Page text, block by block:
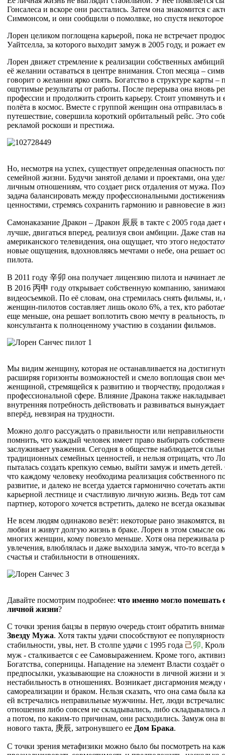
Гонсалеса и вскоре они расстались. Затем она знакомится с
Симмонсом, и они сообщили о помолвке, но спустя некоторое
Лорен целиком поглощена карьерой, пока не встречает
Уайтселла, за которого выходит замуж в 2005 году, и рожает
Лорен движет стремление к реализации собственных
её желании оставаться в центре внимания. Стоп месяца –
говорит о желании ярко сиять. Богатство в структуре карты –
ощутимые результаты от работы. После перерыва она вновь
профессии и продолжить строить карьеру. Стоит упомянуть
полёта в космос. Вместе с группой женщин она отправилась в
путешествие, совершила короткий орбитальный рейс. Это
рекламой роскоши и престижа.
Но, несмотря на успех, существует определенная опасность
семейной жизни. Будучи занятой делами и проектами, она
личным отношениям, что создает риск отдаления от мужа.
задача балансировать между профессиональными
ценностями, стремясь сохранить гармонию и равновесие в
Самонаказание Дракон – Дракон 辰辰 в такте с 2005 года
лучше, двигаться вперед, реализуя свои амбиции. Даже став
американского телевидения, она ощущает, что этого
новые ощущения, вдохновляясь мечтами о небе, она решает
пилота.
В 2011 году 辛卯 она получает лицензию пилота и начинает
В 2016 丙申 году открывает собственную компанию,
видеосъемкой. По её словам, она стремилась снять фильмы, и,
женщин-пилотов составляет лишь около 6%, а тех, кто
еще меньше, она решает воплотить свою мечту в реальность,
консультанта к полноценному участию в создании фильмов.
Мы видим женщину, которая не останавливается на
расширяя горизонты возможностей и смело воплощая свои
женщиной, стремящейся к развитию и творчеству, продолжая
профессиональной сфере. Влияние Дракона также
внутренняя потребность действовать и развиваться
вперёд, невзирая на трудности.
Можно долго рассуждать о правильности или
помнить, что каждый человек имеет право выбирать
заслуживает уважения. Сегодня в обществе наблюдается
традиционных семейных ценностей, и нельзя отрицать, что
пыталась создать крепкую семью, выйти замуж и иметь детей.
что каждому человеку необходима реализация собственного
развитие, и далеко не всегда удается гармонично сочетать
карьерной лестнице и счастливую личную жизнь. Ведь тот
партнер, которого хочется встретить, далеко не всегда
Не всем людям одинаково везёт: некоторые рано знакомятся,
любви и живут долгую жизнь в браке. Лорен в этом смысле
многих женщин, кому повезло меньше. Хотя она переживала
увлечения, влюблялась и даже выходила замуж, что-то
счастья и стабильности в отношениях.
Давайте посмотрим подробнее: что именно могло помешать
личной жизни?
С точки зрения бацзы в первую очередь стоит обратить
Звезду Мужа. Хотя такты удачи способствуют ее
стабильности, увы, нет. В столпе удачи с 1995 года 己卯,
муж - сталкивается с ее Самовыражением. Кроме того,
Богатства, соперницы. Нападение на элемент Власти создаёт
предпосылки, указывающие на сложности в личной жизни и
нестабильность в отношениях. Возникает дисгармония между
самореализации и браком. Нельзя сказать, что она сама была
ей встречались неправильные мужчины. Нет, люди
отношения либо совсем не складывались, либо складывались
а потом, по каким-то причинам, они расходились. Замуж она
нового такта, 庚辰, затронувшего ее Дом Брака.
С точки зрения метафизики можно было бы посмотреть на